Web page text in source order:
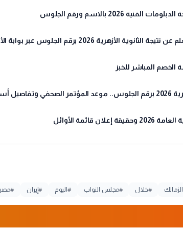
2026 بالاسم ورقم الجلوس
الأزهرية 2026 برقم الجلوس عبر بوابة الأزهر
المباشر للخبز
الأوائل
قائمة الأوائل
الزمالك #خلال #مجلس النواب #اليوم #إيران #مصر